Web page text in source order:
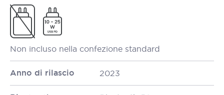
Non incluso nella confezione standard
Anno di rilascio 2023